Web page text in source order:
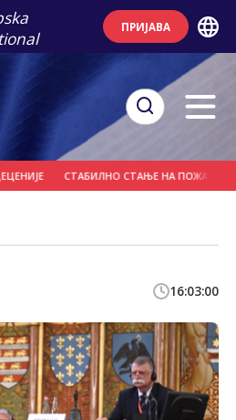
ПРИЈАВА
СТАБИЛНО СТАЊЕ НА ПОЖАРИШТУ
16:03:00